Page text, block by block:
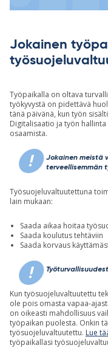
Jokainen
Työpaikalla on oltava
työkyvystä on pidettävä
tänä päivänä, kun työn
Digitalisaatio ja työn
osaamista.
Jokainen meistä
terveellisemmän
Työsuojeluvaltuutettuna
lain mukaan:
Saada aikaa hoitaa
Saada koulutus tehtäviin
Saada korvaus
Kun työsuojeluvaltuutettu
ole pois omasta vapaa-
on oikeasti mahdollisuus
työpaikan puolesta. Onkin
työsuojeluvaltuutettu. Lue
työpaikallasi